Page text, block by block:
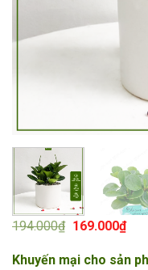
194.000₫ Giá
là:
194.000₫.
169.000₫Giá
hiện
là:
Khuyến mại cho sản